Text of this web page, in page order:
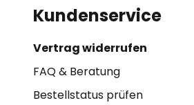
Kundenservice
Vertrag widerrufen
FAQ & Beratung
Bestellstatus prüfen